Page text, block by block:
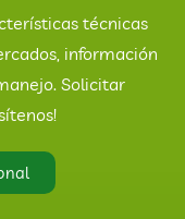
técnicas
información
Solicitar